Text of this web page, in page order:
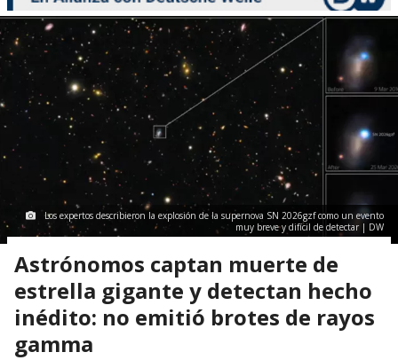
Los expertos describieron la explosión de la supernova SN 2026gzf como un evento
muy breve y difícil de detectar | DW
Astrónomos captan muerte de
estrella gigante y detectan hecho
inédito: no emitió brotes de rayos
gamma